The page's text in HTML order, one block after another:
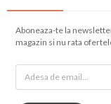
Aboneaza-te la
magazin si nu rata